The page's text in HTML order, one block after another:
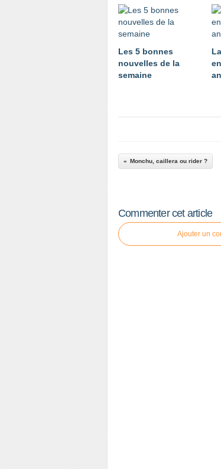
Les 5 bonnes
nouvelles de la
semaine
Monchu, caillera ou rider ?
Commenter cet article
Ajouter un